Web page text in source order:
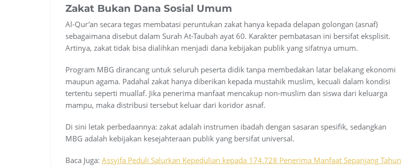
Zakat Bukan Dana Sosial Umum
Al-Qur’an secara tegas membatasi peruntukan zakat hanya kepada delapan golongan (asnaf)
sebagaimana disebut dalam Surah At-Taubah ayat 60. Karakter pembatasan ini bersifat eksplisit.
Artinya, zakat tidak bisa dialihkan menjadi dana kebijakan publik yang sifatnya umum.
Program MBG dirancang untuk seluruh peserta didik tanpa membedakan latar belakang ekonomi
maupun agama. Padahal zakat hanya diberikan kepada mustahik muslim, kecuali dalam kondisi
tertentu seperti muallaf. Jika penerima manfaat mencakup non-muslim dan siswa dari keluarga
mampu, maka distribusi tersebut keluar dari koridor asnaf.
Di sini letak perbedaannya: zakat adalah instrumen ibadah dengan sasaran spesifik, sedangkan
MBG adalah kebijakan kesejahteraan publik yang bersifat universal.
Baca Juga: Assyifa Peduli Salurkan Kepedulian kepada 174.728 Penerima Manfaat Sepanjang Tahun